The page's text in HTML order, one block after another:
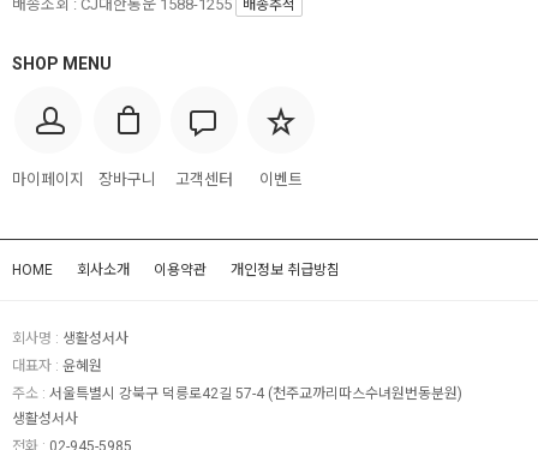
SHOP MENU
마이페이지 장바구니 고객센터 이벤트
배송조회 : CJ대한통운 1588-1255
배송추적
HOME 회사소개 이용약관 개인정보 취급방침
회사명 : 생활성서사
대표자 : 윤혜원
주소 : 서울특별시 강북구 덕릉로42길 57-4 (천주교까리따스수녀원번동분원)
생활성서사